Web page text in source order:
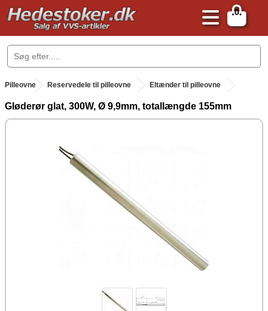
0
.
Pilleovne . Reservedele til pilleovne Eltænder til pilleovne
Gløderør glat, 300W, Ø 9,9mm, totallængde 155mm